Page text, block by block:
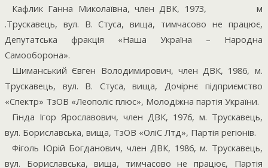
Кафлик Ганна Миколаївна, член ДВК, 1973,
м
.Трускавець, вул. В. Стуса, вища, тимчасово не працює,
Депутатська фракція «Наша Україна – Народна
Самооборона».
Шиманський Євген Володимирович, член ДВК, 1986, м.
Трускавець, вул. В. Стуса, вища, Дочірнє підприємство
«Спектр» ТзОВ «Леополіс плюс», Молодіжна партія України.
Гінда Ігор Ярославович, член ДВК, 1976, м. Трускавець,
вул. Бориславська, вища, ТзОВ «ОліС Лтд», Партія регіонів.
Фіголь Юрій Богданович, член ДВК, 1986, м. Трускавець,
вул. Бориславська, вища, тимчасово не працює, Партія